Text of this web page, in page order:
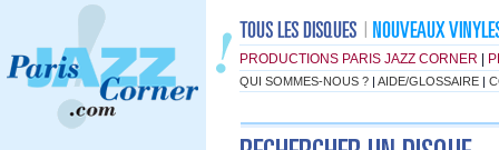
PRODUCTIONS PARIS JAZZ CORNER
QUI SOMMES-NOUS ? | AIDE/GLOSSAIRE |